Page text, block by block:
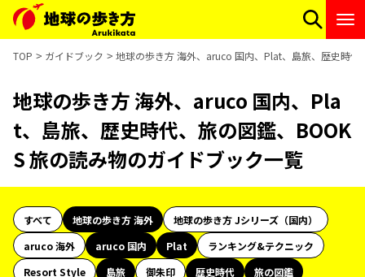
TOP ガイドブック 地球の歩き方 海外、aruco 国内、Plat、島旅、歴史時
地球の歩き方 海外、aruco 国内、Pla
t、島旅、歴史時代、旅の図鑑、BOOK
S 旅の読み物のガイドブック一覧
すべて 地球の歩き方 海外
地球の歩き方 Jシリーズ（国内）
aruco 海外
aruco 国内 Plat
ランキング&テクニック
Resort Style
島旅 御朱印 歴史時代
旅の図鑑